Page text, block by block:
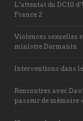
L’attentat du DC10
France 2
Violences sexuelles
ministre Darmanin
Interventions dans
Rencontres avec
passeur de mémoire »